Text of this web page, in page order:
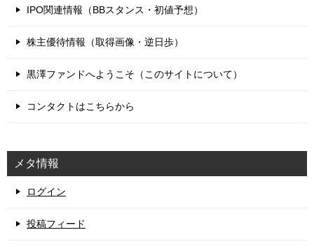
IPO関連情報（BBスタンス・初値予想）
株主優待情報（取得画像・逆日歩）
黒澤ファンドへようこそ（このサイトについて）
コンタクトはこちらから
メタ情報
ログイン
投稿フィード